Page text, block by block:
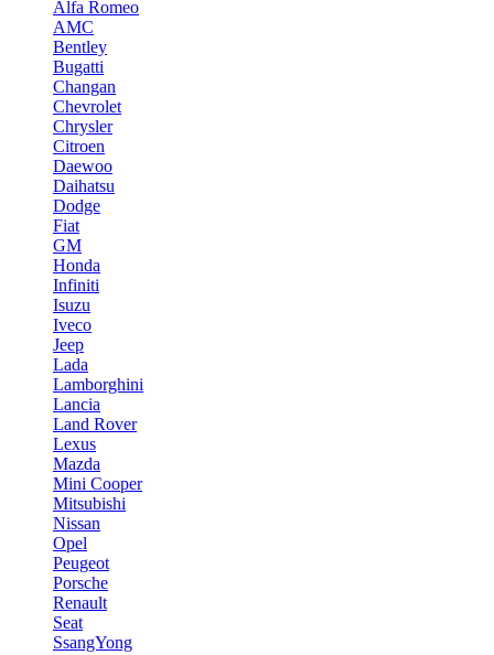
Alfa Romeo
AMC
Bentley
Bugatti
Changan
Chevrolet
Chrysler
Citroen
Daewoo
Daihatsu
Dodge
Fiat
GM
Honda
Infiniti
Isuzu
Iveco
Jeep
Lada
Lamborghini
Lancia
Land Rover
Lexus
Mazda
Mini Cooper
Mitsubishi
Nissan
Opel
Peugeot
Porsche
Renault
Seat
SsangYong